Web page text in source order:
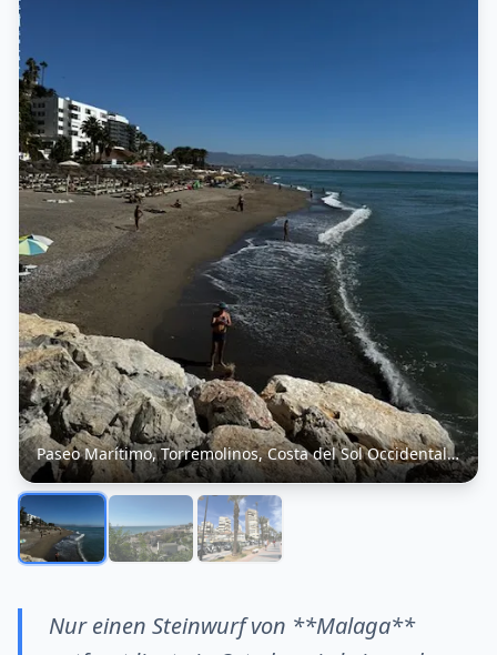
Paseo Marítimo, Torremolinos, Costa del Sol Occidental, Málaga, Andalusien,
Nur einen Steinwurf von **Malaga**